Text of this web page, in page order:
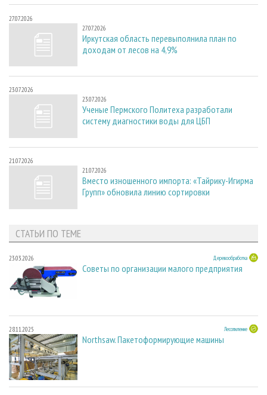
27.07.2026
27.07.2026
Иркутская область перевыполнила план по
доходам от лесов на 4,9%
23.07.2026
23.07.2026
Ученые Пермского Политеха разработали
систему диагностики воды для ЦБП
21.07.2026
21.07.2026
Вместо изношенного импорта: «Тайрику-Игирма
Групп» обновила линию сортировки
СТАТЬИ ПО ТЕМЕ
23.03.2026 Деревообработка
Советы по организации малого предприятия
28.11.2025 Лесопиление
Northsaw. Пакетоформирующие машины